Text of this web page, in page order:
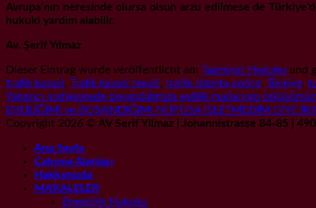
Avrupa’nın neresinde olursa olsun arzu edilmese de
hukuki yardım alabilir.
Av. Şerif Yılmaz
Dieser Eintrag wurde veröffentlicht am Tazminat Hukuku und
trafik kazasi, Trafik kazasi tespit, trafik sigorta poliçe, Türkiye,
Yabancı mahkemede boşandığımda evlilik mallarının
EVLİLİĞİMİ ve BOŞANDIĞIMI NÜFUSA İŞLETMEDİM DİYE
Copyright 2026 © AV Serif Yilmaz | Johannistrasse 84-85 |
Ana Sayfa
Çalışma Alanları
Hakkımızda
MAKALELER
Emeklilik Hukuku